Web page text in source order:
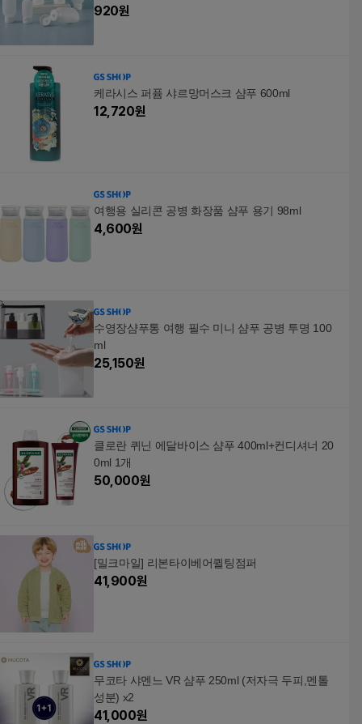
920원
케라시스 퍼퓸 샤르망머스크 샴푸 600ml
12,720원
여행용 실리콘 공병 화장품 샴푸 용기 98ml
4,600원
수영장샴푸통 여행 필수 미니 샴푸 공병 투명 100
ml
25,150원
클로란 퀴닌 에달바이스 샴푸 400ml+컨디셔너 20
0ml 1개
50,000원
[밀크마일] 리본타이베어퀼팅점퍼
41,900원
무코타 샤멘느 VR 샴푸 250ml (저자극 두피,멘톨
성분) x2
41,000원